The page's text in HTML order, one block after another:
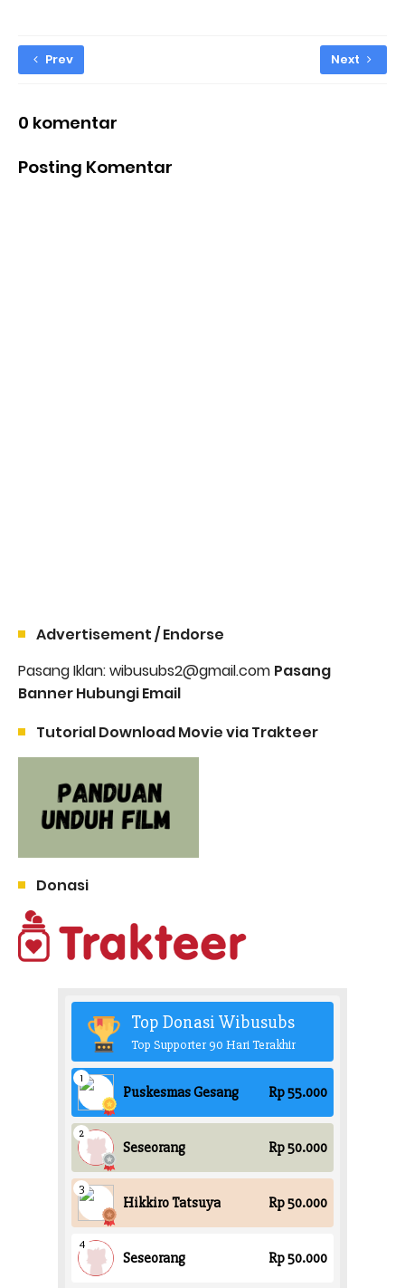
Prev Next
0 komentar
Posting Komentar
Advertisement / Endorse
Pasang Iklan: wibusubs2@gmail.com Pasang
Banner Hubungi Email
Tutorial Download Movie via Trakteer
Donasi